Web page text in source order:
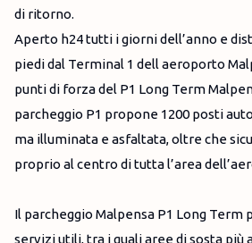
di ritorno.
Aperto h24 tutti i giorni dell’anno e
piedi dal Terminal 1 dell aeroporto
punti di forza del P1 Long Term
parcheggio P1 propone 1200 posti
ma illuminata e asfaltata, oltre che
proprio al centro di tutta l’area
Il parcheggio Malpensa P1 Long
servizi utili, tra i quali aree di sosta più